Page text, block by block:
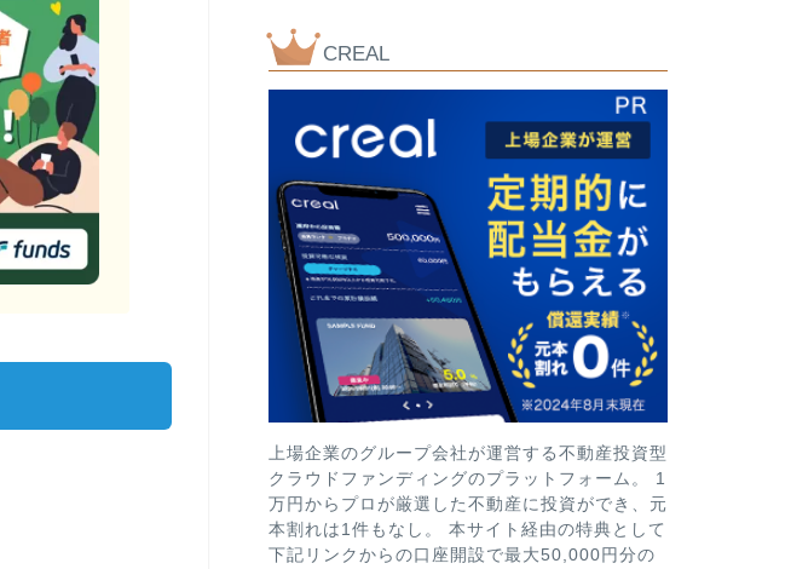
CREAL
上場企業のグループ会社が運営する不動産投資型
クラウドファンディングのプラットフォーム。 1
万円からプロが厳選した不動産に投資ができ、元
本割れは1件もなし。 本サイト経由の特典として
下記リンクからの口座開設で最大50,000円分の